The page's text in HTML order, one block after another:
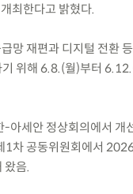
최한다고 밝혔다.
망 재편과 디지털 전환
위해 6.8.(월)부터
아세안 정상회의에서 개
1차 공동위원회에서
왔음.